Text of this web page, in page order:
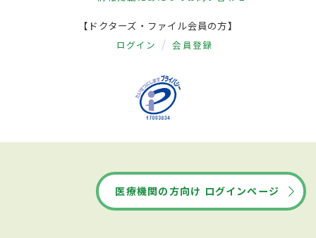
【ドクターズ・ファイル会員の方】
ログイン 会員登録
医療機関の方向け ログインページ